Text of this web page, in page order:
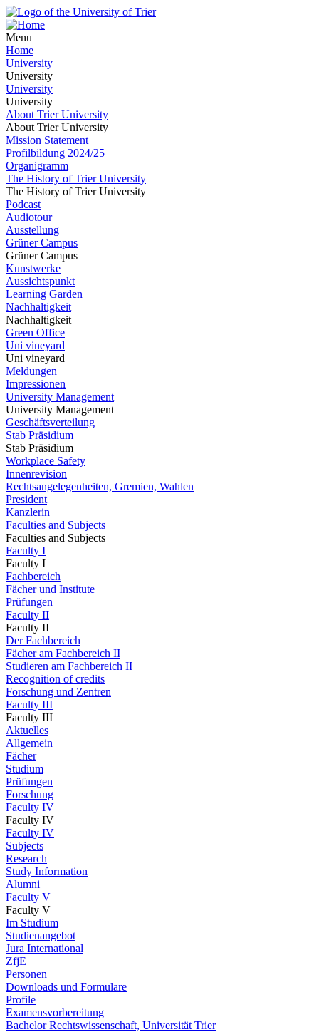
Menu
Home
University
University
University
University
About Trier University
About Trier University
Mission Statement
Profilbildung 2024/25
Organigramm
The History of Trier University
The History of Trier University
Podcast
Audiotour
Ausstellung
Grüner Campus
Grüner Campus
Kunstwerke
Aussichtspunkt
Learning Garden
Nachhaltigkeit
Nachhaltigkeit
Green Office
Uni vineyard
Uni vineyard
Meldungen
Impressionen
University Management
University Management
Geschäftsverteilung
Stab Präsidium
Stab Präsidium
Workplace Safety
Innenrevision
Rechtsangelegenheiten, Gremien, Wahlen
President
Kanzlerin
Faculties and Subjects
Faculties and Subjects
Faculty I
Faculty I
Fachbereich
Fächer und Institute
Prüfungen
Faculty II
Faculty II
Der Fachbereich
Fächer am Fachbereich II
Studieren am Fachbereich II
Recognition of credits
Forschung und Zentren
Faculty III
Faculty III
Aktuelles
Allgemein
Fächer
Studium
Prüfungen
Forschung
Faculty IV
Faculty IV
Faculty IV
Subjects
Research
Study Information
Alumni
Faculty V
Faculty V
Im Studium
Studienangebot
Jura International
ZfjE
Personen
Downloads und Formulare
Profile
Examensvorbereitung
Bachelor Rechtswissenschaft, Universität Trier